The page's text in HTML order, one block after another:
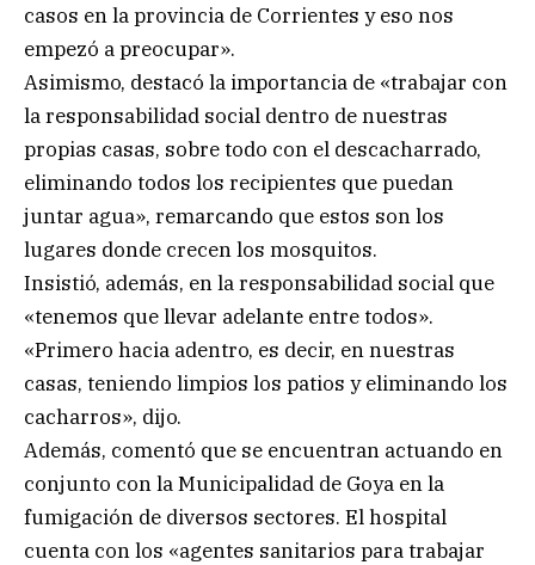
casos en la provincia de Corrientes y eso nos
empezó a preocupar».
Asimismo, destacó la importancia de «trabajar con
la responsabilidad social dentro de nuestras
propias casas, sobre todo con el descacharrado,
eliminando todos los recipientes que puedan
juntar agua», remarcando que estos son los
lugares donde crecen los mosquitos.
Insistió, además, en la responsabilidad social que
«tenemos que llevar adelante entre todos».
«Primero hacia adentro, es decir, en nuestras
casas, teniendo limpios los patios y eliminando los
cacharros», dijo.
Además, comentó que se encuentran actuando en
conjunto con la Municipalidad de Goya en la
fumigación de diversos sectores. El hospital
cuenta con los «agentes sanitarios para trabajar